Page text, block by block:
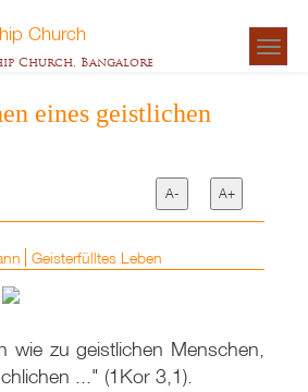
Church
Church, Bangalore
eines geistlichen
A- A+
Geisterfülltes Leben
wie zu geistlichen Menschen,
..." (1Kor 3,1).